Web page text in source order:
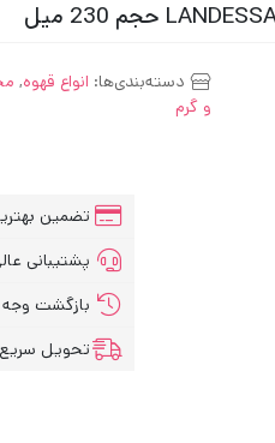
دسته‌بندی‌ها: انواع قهوه,
و گرم
تضمین
پشتیبانی عالی ۲۴ ساعته، ۷
بازگشت
تحویل